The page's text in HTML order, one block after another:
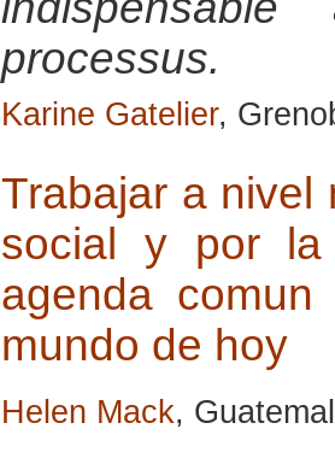
processus.
Karine Gatelier,
Trabajar a nivel
social y por la
agenda
mundo de hoy
Helen Mack,